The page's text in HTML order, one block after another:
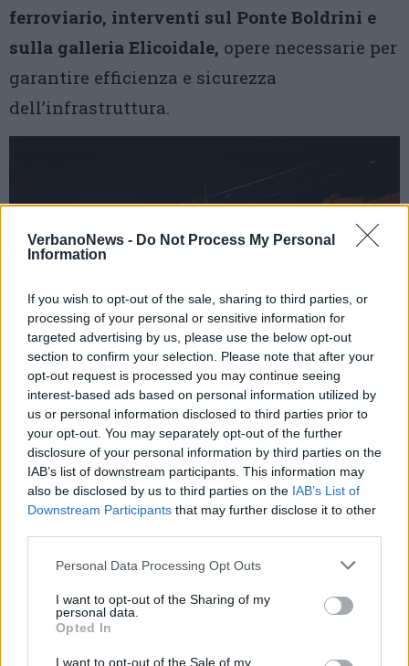
VerbanoNews - Do Not Process My Personal
Information
If you wish to opt-out of the sale, sharing to third parties, or
processing of your personal or sensitive information for
targeted advertising by us, please use the below opt-out
section to confirm your selection. Please note that after your
opt-out request is processed you may continue seeing
interest-based ads based on personal information utilized by
us or personal information disclosed to third parties prior to
your opt-out. You may separately opt-out of the further
disclosure of your personal information by third parties on the
IAB’s list of downstream participants. This information may
also be disclosed by us to third parties on the IAB’s List of
Downstream Participants that may further disclose it to other
Personal Data Processing Opt Outs
I want to opt-out of the Sharing of my
personal data.
Opted In
I want to opt-out of the Sale of my
ferroviario, interventi sul Ponte Boldrini e
sulla galleria Elicoidale, opere necessarie per
garantire efficienza e sicurezza
dell’infrastruttura.
Arona-Sesto Calende:
manutenzione straordinaria sul
ponte ferroviario
Più avanti nell’estate, dal 20 al 26 luglio, sarà
L’intervento, del valore di 300mila euro,
prevede lamanutenzione straordinaria della